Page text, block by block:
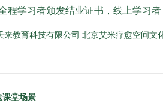
程学习者颁发结业证书，线上学习
来教育科技有限公司 北京艾米疗愈空间文
课堂场景